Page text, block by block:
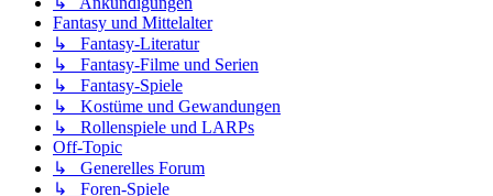
Fantasy und Mittelalter
↳ Fantasy-Literatur
↳ Fantasy-Filme und Serien
↳ Fantasy-Spiele
↳ Kostüme und Gewandungen
↳ Rollenspiele und LARPs
Off-Topic
↳ Generelles Forum
↳ Foren-Spiele